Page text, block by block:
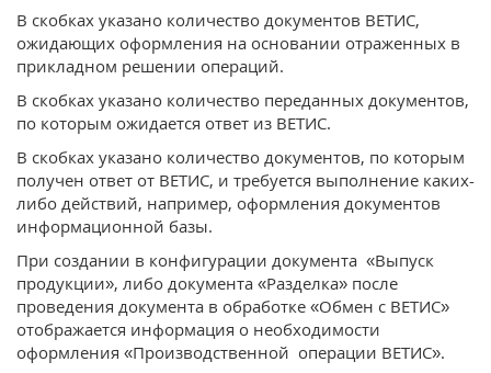
В скобках указано количество документов ВЕТИС,
ожидающих оформления на основании отраженных в
прикладном решении операций.
В скобках указано количество переданных документов,
по которым ожидается ответ из ВЕТИС.
В скобках указано количество документов, по которым
получен ответ от ВЕТИС, и требуется выполнение каких-
либо действий, например, оформления документов
информационной базы.
При создании в конфигурации документа «Выпуск
продукции», либо документа «Разделка» после
проведения документа в обработке «Обмен с ВЕТИС»
отображается информация о необходимости
оформления «Производственной операции ВЕТИС».